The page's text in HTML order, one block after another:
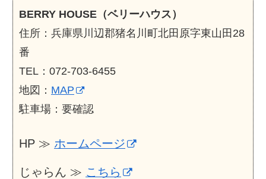
BERRY HOUSE（ベリーハウス）
住所：兵庫県川辺郡猪名川町北田原字東山田28
番
TEL：072-703-6455
地図： MAP
駐車場：要確認
HP ≫ ホームページ
じゃらん ≫ こちら